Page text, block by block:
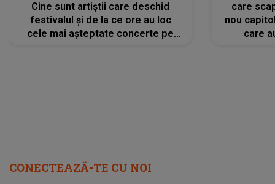
Cine sunt artiștii care deschid
festivalul și de la ce ore au loc
cele mai așteptate concerte pe
care
nou
care
CONECTEAZĂ-TE CU NOI